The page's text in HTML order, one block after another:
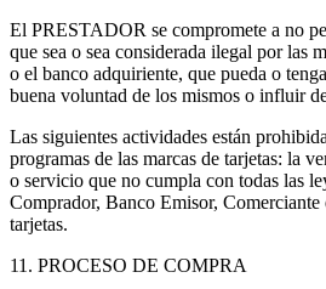
El PRESTADOR se compromete a no
que sea o sea considerada ilegal por las
o el banco adquiriente, que pueda o
buena voluntad de los mismos o influir
Las siguientes actividades están
programas de las marcas de tarjetas: la
o servicio que no cumpla con todas las
Comprador, Banco Emisor,
tarjetas.
11. PROCESO DE COMPRA